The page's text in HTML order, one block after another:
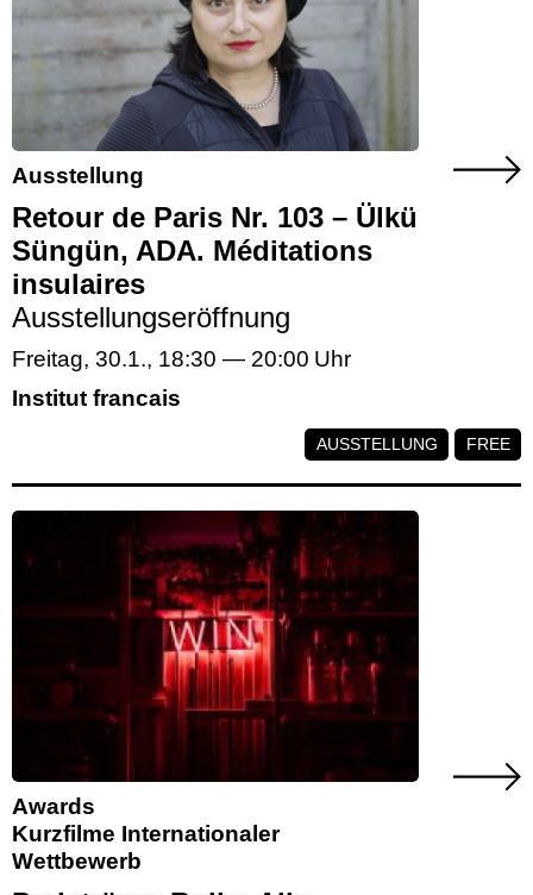
Ausstellung
Retour de Paris Nr. 103 – Ülkü
Süngün, ADA. Méditations
insulaires
Ausstellungseröffnung
Freitag, 30.1., 18:30 — 20:00
Institut francais
AUSSTELLUNG FREE
Awards
Kurzfilme Internationaler
Wettbewerb